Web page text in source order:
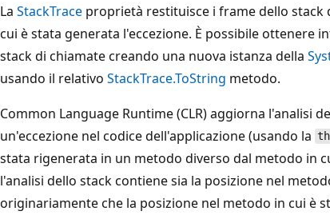
La StackTrace proprietà restituisce i frame dello
cui è stata generata l'eccezione. È possibile ottenere
stack di chiamate creando una nuova istanza della
usando il relativo StackTrace.ToString metodo.
Common Language Runtime (CLR) aggiorna l'analisi
un'eccezione nel codice dell'applicazione (usando la
stata rigenerata in un metodo diverso dal metodo in
l'analisi dello stack contiene sia la posizione nel
originariamente che la posizione nel metodo in cui è